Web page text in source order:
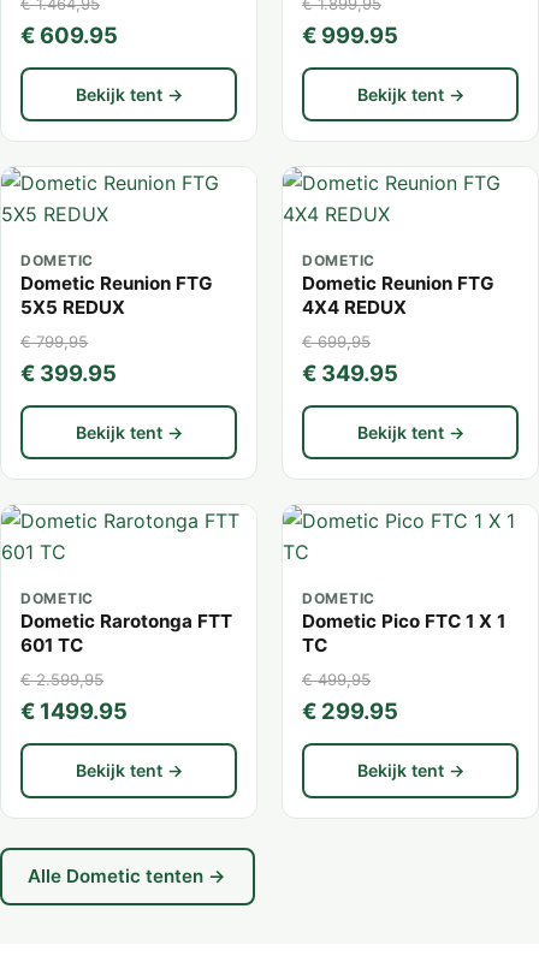
€ 609.95
Bekijk tent →
€ 999.95
Bekijk tent →
DOMETIC
Dometic Reunion FTG
5X5 REDUX
€ 799,95
€ 399.95
Bekijk tent →
DOMETIC
Dometic Reunion FTG
4X4 REDUX
€ 699,95
€ 349.95
Bekijk tent →
DOMETIC
Dometic Rarotonga FTT
601 TC
€ 2.599,95
€ 1499.95
Bekijk tent →
DOMETIC
Dometic Pico FTC 1 X 1
TC
€ 499,95
€ 299.95
Bekijk tent →
Alle Dometic tenten →